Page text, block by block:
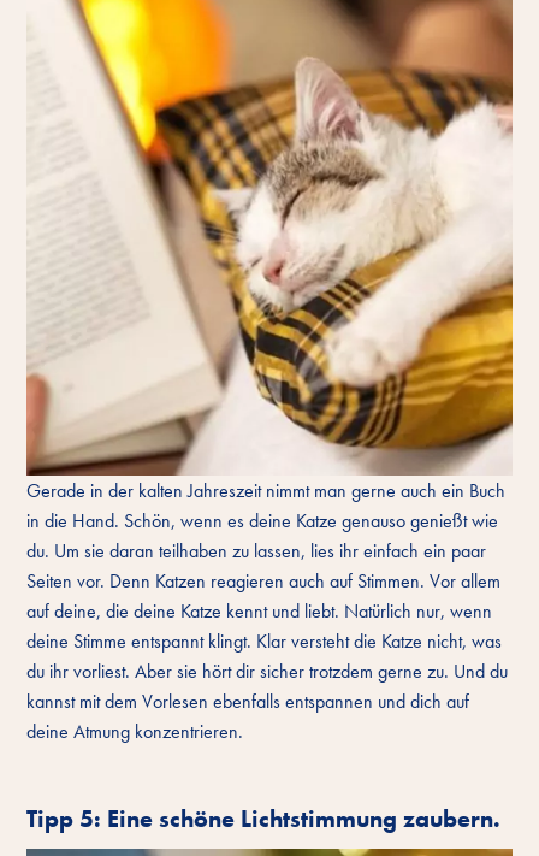
Gerade in der kalten Jahreszeit nimmt man gerne auch ein Buch
in die Hand. Schön, wenn es deine Katze genauso genießt wie
du. Um sie daran teilhaben zu lassen, lies ihr einfach ein paar
Seiten vor. Denn Katzen reagieren auch auf Stimmen. Vor allem
auf deine, die deine Katze kennt und liebt. Natürlich nur, wenn
deine Stimme entspannt klingt. Klar versteht die Katze nicht, was
du ihr vorliest. Aber sie hört dir sicher trotzdem gerne zu. Und du
kannst mit dem Vorlesen ebenfalls entspannen und dich auf
deine Atmung konzentrieren.
Tipp 5: Eine schöne Lichtstimmung zaubern.